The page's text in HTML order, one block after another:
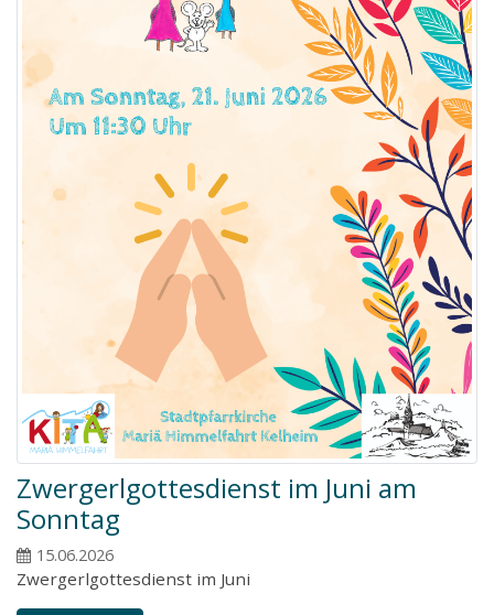
Zwergerlgottesdienst im Juni am
Sonntag
15.06.2026
Zwergerlgottesdienst im Juni